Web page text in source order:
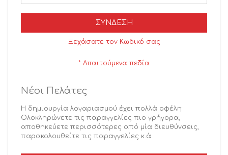
ΣΎΝΔΕΣΗ
Ξεχάσατε τον Κωδικό σας
Νέοι Πελάτες
Η δημιουργία λογαριασμού έχει πολλά οφέλη:
Ολοκληρώνετε τις παραγγελίες πιο γρήγορα,
αποθηκεύετε περισσότερες από μία διευθύνσεις,
παρακολουθείτε τις παραγγελίες κ.ά.